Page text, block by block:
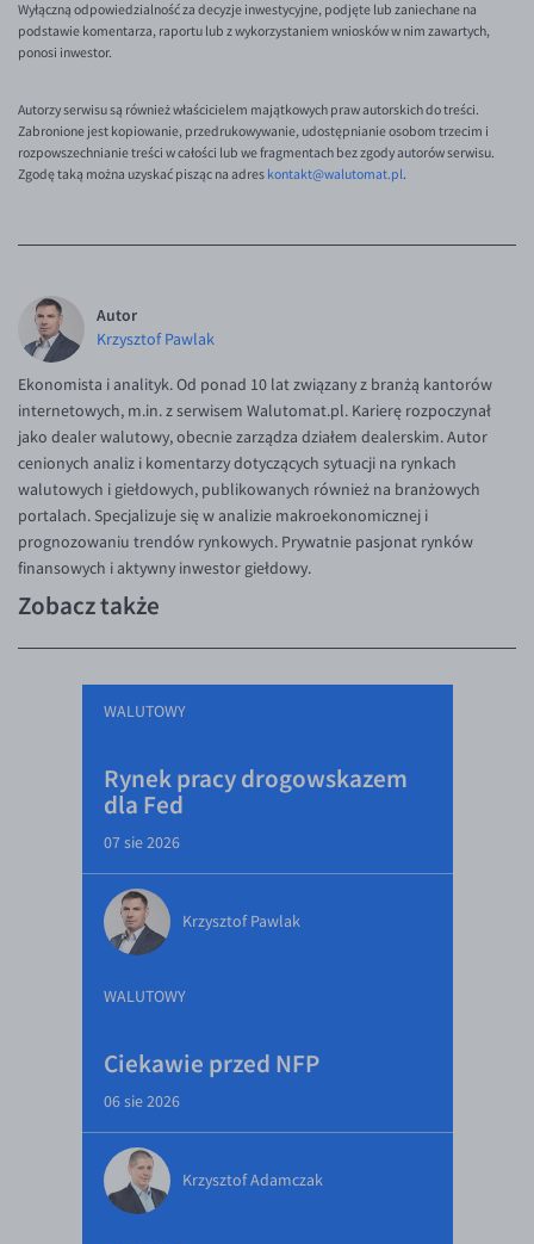
Wyłączną odpowiedzialność za decyzje inwestycyjne, podjęte lub zaniechane na
podstawie komentarza, raportu lub z wykorzystaniem wniosków w nim zawartych,
ponosi inwestor.
Autorzy serwisu są również właścicielem majątkowych praw autorskich do treści.
Zabronione jest kopiowanie, przedrukowywanie, udostępnianie osobom trzecim i
rozpowszechnianie treści w całości lub we fragmentach bez zgody autorów serwisu.
Zgodę taką można uzyskać pisząc na adres kontakt@walutomat.pl.
Autor
Krzysztof Pawlak
Ekonomista i analityk. Od ponad 10 lat związany z branżą kantorów
internetowych, m.in. z serwisem Walutomat.pl. Karierę rozpoczynał
jako dealer walutowy, obecnie zarządza działem dealerskim. Autor
cenionych analiz i komentarzy dotyczących sytuacji na rynkach
walutowych i giełdowych, publikowanych również na branżowych
portalach. Specjalizuje się w analizie makroekonomicznej i
prognozowaniu trendów rynkowych. Prywatnie pasjonat rynków
finansowych i aktywny inwestor giełdowy.
Zobacz także
WALUTOWY
Rynek pracy drogowskazem
dla Fed
07 sie 2026
Krzysztof Pawlak
WALUTOWY
Ciekawie przed NFP
06 sie 2026
Krzysztof Adamczak